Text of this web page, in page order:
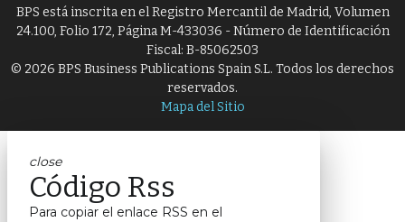
BPS está inscrita en el Registro Mercantil de Madrid, Volumen
24.100, Folio 172, Página M-433036 - Número de Identificación
Fiscal: B-85062503
© 2026 BPS Business Publications Spain S.L. Todos los derechos
reservados.
Mapa del Sitio
close
Código Rss
Para copiar el enlace RSS en el